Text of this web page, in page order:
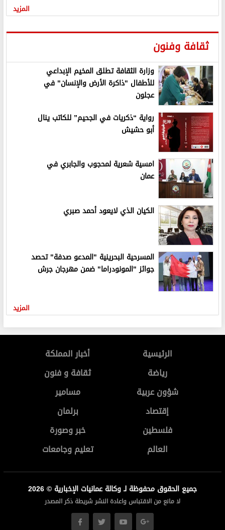
المزيد
ثقافة وفنون
وزارة الثقافة تطلق المخيم الإبداعي
للأطفال "ذاكرة الأرض والإنسان" في
عجلون
رواية “ذكريات في الجحيم” للكاتب ينال
أبو حشيش
امسية شعرية لمحجوب والجابري في
عمان
الكيان الذي لايعود أحمد صبري
المسرحية البحرينية "المدعو صدفة" تحصد
جوائز "المونودراما" ضمن مهرجان جرش
المزيد
الرئيسية
أخبار المملكة
رياضة
ثقافة و فنون
شؤون عربية
مسامير
إقتصاد
برلمان
فلسطين
خبر وصورة
العالم
تعليم وجامعات
جميع الحقوق محفوظة لـ وكالة عمانيات الإخبارية © 2026
لا مانع من الاقتباس واعادة النشر شريطة ذكر المصدر